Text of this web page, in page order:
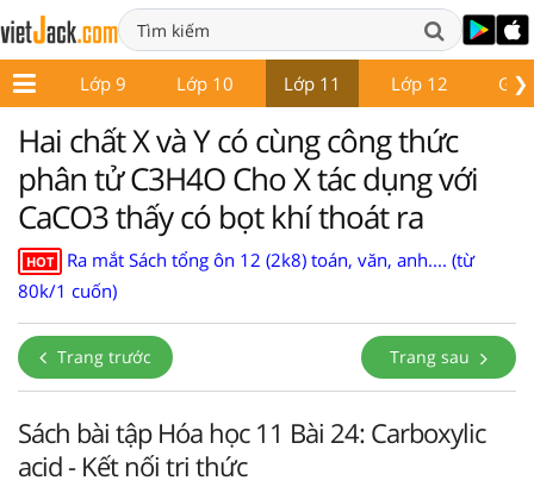
❯
8 Lớp 9 Lớp 10 Lớp 11 Lớp 12
Hai chất X và Y có cùng công thức
phân tử C3H4O Cho X tác dụng với
CaCO3 thấy có bọt khí thoát ra
HOT
Ra mắt Sách tổng ôn 12 (2k8) toán, văn, anh.... (từ
80k/1 cuốn)
Trang trước Trang sau
Sách bài tập Hóa học 11 Bài 24: Carboxylic
acid - Kết nối tri thức